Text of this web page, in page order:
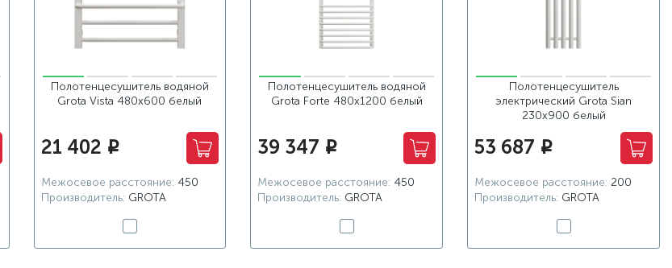
Полотенцесушитель водяной
Grota Vista 480х600 белый
21 402 i
Межосевое расстояние: 450
Производитель: GROTA
Полотенцесушитель водяной
Grota Forte 480x1200 белый
39 347 i
Межосевое расстояние: 450
Производитель: GROTA
Полотенцесушитель
электрический Grota Sian
230х900 белый
53 687 i
Межосевое расстояние: 200
Производитель: GROTA